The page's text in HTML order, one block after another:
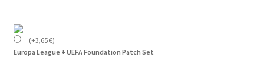
(+3,65€)
Europa League + UEFA Foundation Patch Set